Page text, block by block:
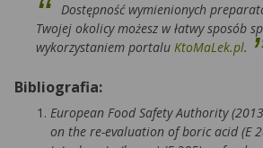
Dostępność wymienionych
Twojej okolicy możesz w łatwy sposób
wykorzystaniem portalu KtoMaLek.pl.
Bibliografia:
European Food Safety Authority
on the re-evaluation of boric acid (E